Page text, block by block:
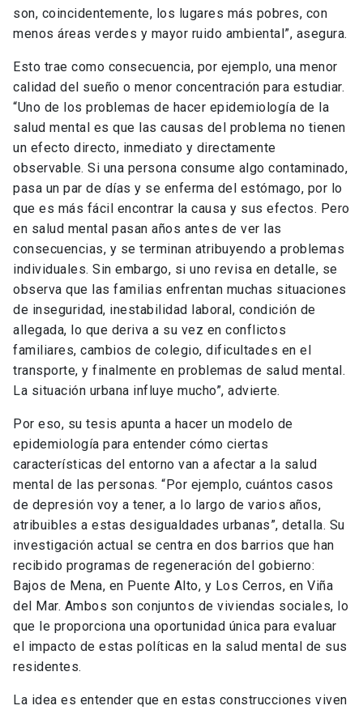
son, coincidentemente, los lugares más pobres, con
menos áreas verdes y mayor ruido ambiental”, asegura.
Esto trae como consecuencia, por ejemplo, una menor
calidad del sueño o menor concentración para estudiar.
“Uno de los problemas de hacer epidemiología de la
salud mental es que las causas del problema no tienen
un efecto directo, inmediato y directamente
observable. Si una persona consume algo contaminado,
pasa un par de días y se enferma del estómago, por lo
que es más fácil encontrar la causa y sus efectos. Pero
en salud mental pasan años antes de ver las
consecuencias, y se terminan atribuyendo a problemas
individuales. Sin embargo, si uno revisa en detalle, se
observa que las familias enfrentan muchas situaciones
de inseguridad, inestabilidad laboral, condición de
allegada, lo que deriva a su vez en conflictos
familiares, cambios de colegio, dificultades en el
transporte, y finalmente en problemas de salud mental.
La situación urbana influye mucho”, advierte.
Por eso, su tesis apunta a hacer un modelo de
epidemiología para entender cómo ciertas
características del entorno van a afectar a la salud
mental de las personas. “Por ejemplo, cuántos casos
de depresión voy a tener, a lo largo de varios años,
atribuibles a estas desigualdades urbanas”, detalla. Su
investigación actual se centra en dos barrios que han
recibido programas de regeneración del gobierno:
Bajos de Mena, en Puente Alto, y Los Cerros, en Viña
del Mar. Ambos son conjuntos de viviendas sociales, lo
que le proporciona una oportunidad única para evaluar
el impacto de estas políticas en la salud mental de sus
residentes.
La idea es entender que en estas construcciones viven